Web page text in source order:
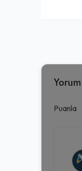
Puanla